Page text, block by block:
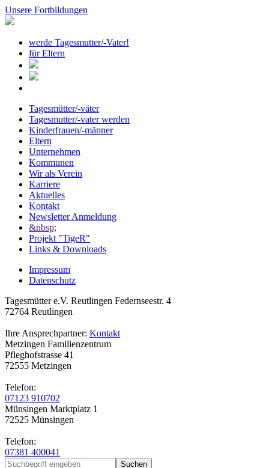
Unsere Fortbildungen
werde Tagesmutter/-Vater!
für Eltern
Tagesmütter/-väter
Tagesmutter/-vater werden
Kinderfrauen/-männer
Eltern
Unternehmen
Kommunen
Wir als Verein
Karriere
Aktuelles
Kontakt
Newsletter Anmeldung
&nbsp;
Projekt "TigeR"
Links & Downloads
Impressum
Datenschutz
Tagesmütter e.V. Reutlingen Federnseestr. 4
72764 Reutlingen
Ihre Ansprechpartner: Kontakt
Metzingen Familienzentrum
Pfleghofstrasse 41
72555 Metzingen
Telefon:
07123 910702
Münsingen Marktplatz 1
72525 Münsingen
Telefon:
07381 400041